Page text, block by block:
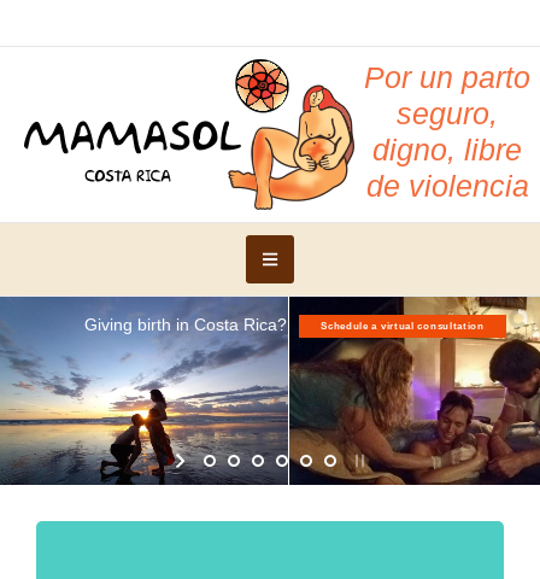
Por un parto
seguro,
digno, libre
de violencia
Giving birth in Costa Rica? Schedule a virtual consultation